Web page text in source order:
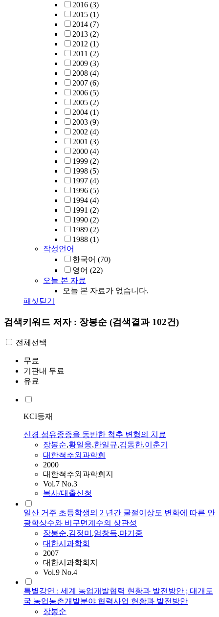
2016 (3)
2015 (1)
2014 (7)
2013 (2)
2012 (1)
2011 (2)
2009 (3)
2008 (4)
2007 (6)
2006 (5)
2005 (2)
2004 (1)
2003 (9)
2002 (4)
2001 (3)
2000 (4)
1999 (2)
1998 (5)
1997 (4)
1996 (5)
1994 (4)
1991 (2)
1990 (2)
1989 (2)
1988 (1)
작성언어
한국어 (70)
영어 (22)
오늘 본 자료
오늘 본 자료가 없습니다.
패싯닫기
검색키워드 저자 : 장봉순 (검색결과 102건)
전체선택
무료
기관내 무료
유료
KCI등재
신경 섬유종증을 동반한 척추 변형의 치료
장봉순,황일웅,한일규,김동한,이춘기
대한척추외과학회
2000
대한척추외과학회지
Vol.7 No.3
복사/대출신청
일산 거주 초등학생의 2 년간 굴절이상도 변화에 따른 안
광학상수와 비구면계수의 상관성
장봉순,김정미 ,엄창득,마기중
대한시과학회
2007
대한시과학회지
Vol.9 No.4
특별강연 : 세계 농업개발협력 현황과 발전방안 ; 대개도
국 농업농촌개발분야 협력사업 현황과 발전방안
장봉순